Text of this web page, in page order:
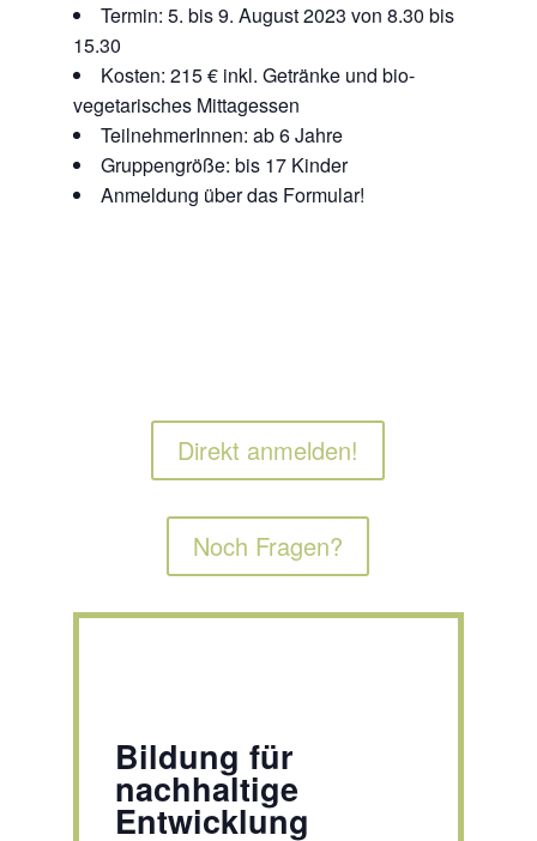
Termin: 5. bis 9. August 2023 von 8.30 bis
15.30
Kosten: 215 € inkl. Getränke und bio-
vegetarisches Mittagessen
TeilnehmerInnen: ab 6 Jahre
Gruppengröße: bis 17 Kinder
Anmeldung über das Formular!
Direkt anmelden!
Noch Fragen?
Bildung für
nachhaltige
Entwicklung